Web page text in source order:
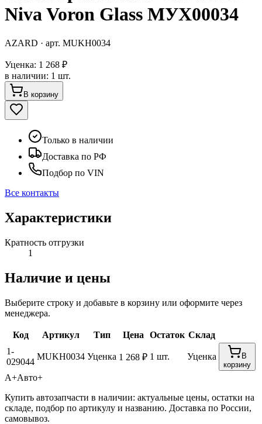
Niva Voron Glass МУХ00034
AZARD · арт. MUKH0034
Уценка: 1 268 ₽
в наличии: 1 шт.
В корзину
Только в наличии
Доставка по РФ
Подбор по VIN
Все контакты
Характеристики
Кратность отгрузки
1
Наличие и цены
Выберите строку и добавьте в корзину или оформите через
менеджера.
Код Артикул Тип Цена Остаток Склад
1-
029044
MUKH0034 Уценка 1 268 ₽ 1 шт. Уценка
В
корзину
А+Авто+
Купить автозапчасти в наличии: актуальные цены, остатки на
складе, подбор по артикулу и названию. Доставка по России,
самовывоз.